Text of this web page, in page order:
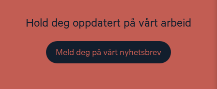
Hold deg oppdatert på vårt arbeid
Meld deg på vårt nyhetsbrev